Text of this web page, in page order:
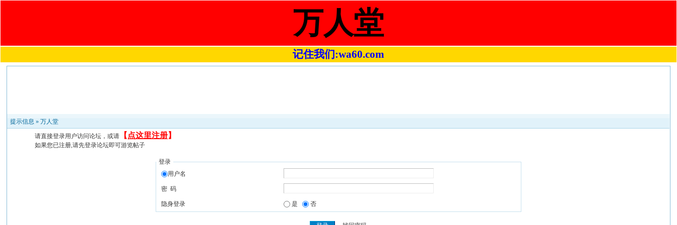
万人堂
记住我们:wa60.com
提示信息 »万人堂
请直接登录用户访问论坛，或请 【 点这里注册】
如果您已注册,请先登录论坛即可游览帖子
登录
用户名
密 码
隐身登录 是 否